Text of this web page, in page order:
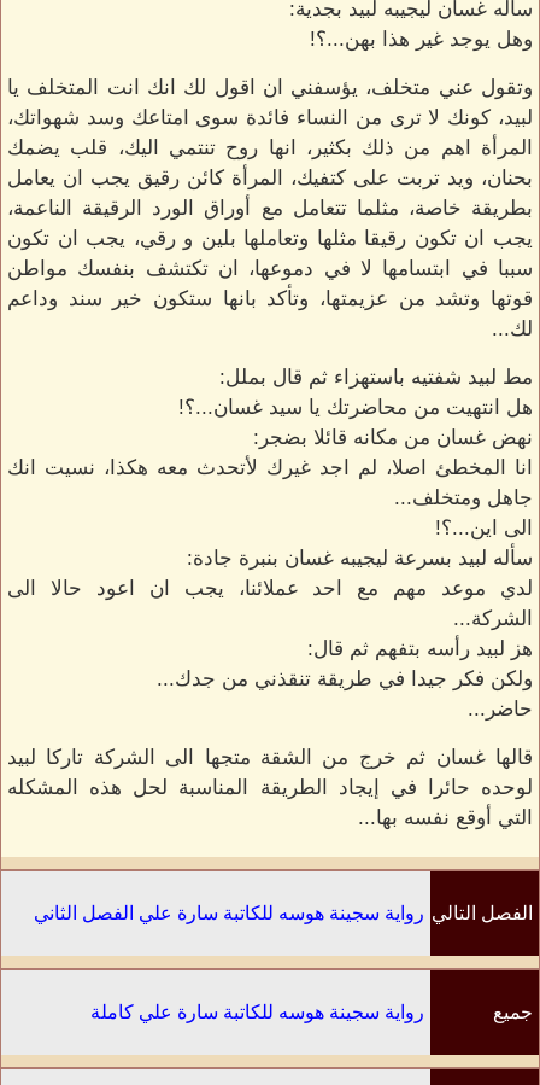
سأله غسان ليجيبه لبيد بجدية:
وهل يوجد غير هذا بهن...؟!
وتقول عني متخلف، يؤسفني ان اقول لك انك انت المتخلف يا
لبيد، كونك لا ترى من النساء فائدة سوى امتاعك وسد شهواتك،
المرأة اهم من ذلك بكثير، انها روح تنتمي اليك، قلب يضمك
بحنان، ويد تربت على كتفيك، المرأة كائن رقيق يجب ان يعامل
بطريقة خاصة، مثلما تتعامل مع أوراق الورد الرقيقة الناعمة،
يجب ان تكون رقيقا مثلها وتعاملها بلين و رقي، يجب ان تكون
سببا في ابتسامها لا في دموعها، ان تكتشف بنفسك مواطن
قوتها وتشد من عزيمتها، وتأكد بانها ستكون خير سند وداعم
لك...
مط لبيد شفتيه باستهزاء ثم قال بملل:
هل انتهيت من محاضرتك يا سيد غسان...؟!
نهض غسان من مكانه قائلا بضجر:
انا المخطئ اصلا، لم اجد غيرك لأتحدث معه هكذا، نسيت انك
جاهل ومتخلف...
الى اين...؟!
سأله لبيد بسرعة ليجيبه غسان بنبرة جادة:
لدي موعد مهم مع احد عملائنا، يجب ان اعود حالا الى
الشركة...
هز لبيد رأسه بتفهم ثم قال:
ولكن فكر جيدا في طريقة تنقذني من جدك...
حاضر...
قالها غسان ثم خرج من الشقة متجها الى الشركة تاركا لبيد
لوحده حائرا في إيجاد الطريقة المناسبة لحل هذه المشكله
التي أوقع نفسه بها...
الفصل التالي رواية سجينة هوسه للكاتبة سارة علي الفصل الثاني
جميع رواية سجينة هوسه للكاتبة سارة علي كاملة